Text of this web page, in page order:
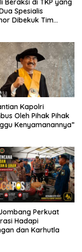
Spesialis
Dibekuk Tim
Kapolri
Oleh Pihak Pihak
Kenyamanannya”
Perkuat
Hadapi
dan Karhutla